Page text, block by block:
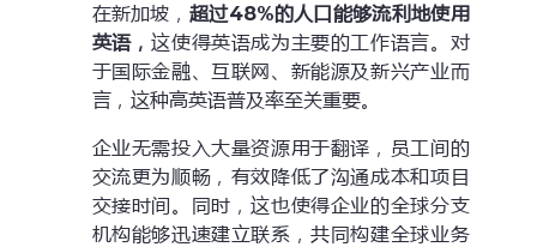
在新加坡， 超过48%的人口能够流利地使用
英语，这使得英语成为主要的工作语言。对
于国际金融、互联网、新能源及新兴产业而
言，这种高英语普及率至关重要。
企业无需投入大量资源用于翻译，员工间的
交流更为顺畅，有效降低了沟通成本和项目
交接时间。同时，这也使得企业的全球分支
机构能够迅速建立联系，共同构建全球业务